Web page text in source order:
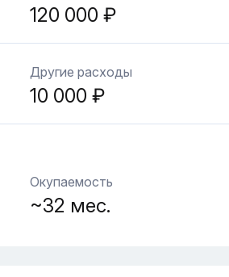
120 000 ₽
Другие расходы
10 000 ₽
Окупаемость
~32 мес.